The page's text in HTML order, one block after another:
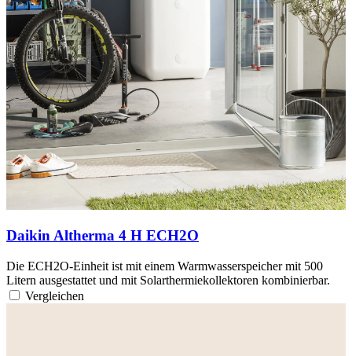
Daikin Altherma 4 H ECH2O
Die ECH2O-Einheit ist mit einem Warmwasserspeicher mit 500
Litern ausgestattet und mit Solarthermiekollektoren kombinierbar.
Vergleichen